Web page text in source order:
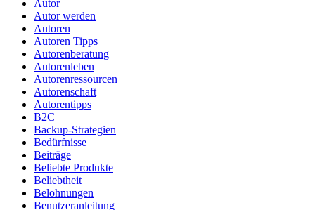
Autor
Autor werden
Autoren
Autoren Tipps
Autorenberatung
Autorenleben
Autorenressourcen
Autorenschaft
Autorentipps
B2C
Backup-Strategien
Bedürfnisse
Beiträge
Beliebte Produkte
Beliebtheit
Belohnungen
Benutzeranleitung